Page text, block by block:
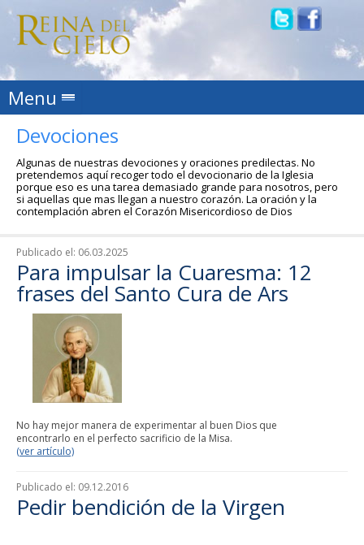
Menu Skip to content
Devociones
Algunas de nuestras devociones y oraciones predilectas. No
pretendemos aquí recoger todo el devocionario de la Iglesia
porque eso es una tarea demasiado grande para nosotros, pero
si aquellas que mas llegan a nuestro corazón. La oración y la
contemplación abren el Corazón Misericordioso de Dios
Publicado el: 06.03.2025
Para impulsar la Cuaresma: 12
frases del Santo Cura de Ars
No hay mejor manera de experimentar al buen Dios que
encontrarlo en el perfecto sacrificio de la Misa.
(ver artículo)
Publicado el: 09.12.2016
Pedir bendición de la Virgen